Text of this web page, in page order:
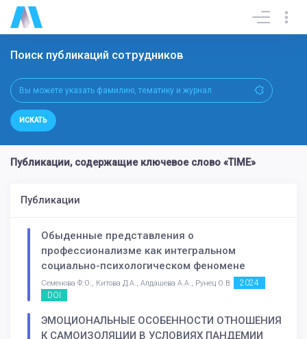
Поиск публикаций сотрудников
ИСКАТЬ
Публикации, содержащие ключевое слово «TIME»
Публикации
Обыденные представления о
профессионализме как интегральном
социально-психологическом феномене
Семенова Ф.О., Китова Д.А., Алдашева А.А., Рунец О.В.
2024
DOI
ЭМОЦИОНАЛЬНЫЕ ОСОБЕННОСТИ ОТНОШЕНИЯ
К САМОИЗОЛЯЦИИ В УСЛОВИЯХ ПАНДЕМИИ